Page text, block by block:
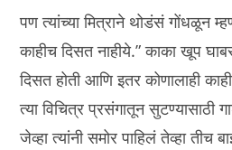
पण त्यांच्या मित्राने थोडंसं गोंधळून
काहीच दिसत नाहीये.” काका खूप
दिसत होती आणि इतर कोणालाही
त्या विचित्र प्रसंगातून सुटण्यासाठी
जेव्हा त्यांनी समोर पाहिलं तेव्हा तीच